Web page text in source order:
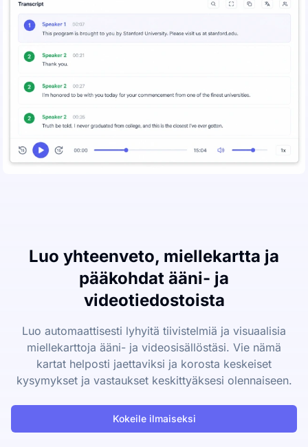
Luo yhteenveto, miellekartta ja
pääkohdat ääni- ja
videotiedostoista
Luo automaattisesti lyhyitä tiivistelmiä ja visuaalisia
miellekarttoja ääni- ja videosisällöstäsi. Vie nämä
kartat helposti jaettaviksi ja korosta keskeiset
kysymykset ja vastaukset keskittyäksesi olennaiseen.
Kokeile ilmaiseksi